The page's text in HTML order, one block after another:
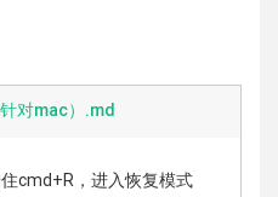
对mac）.md
cmd+R，进入恢复模式